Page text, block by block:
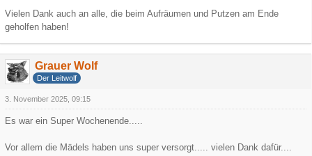
Vielen Dank auch an alle, die beim Aufräumen und Putzen am Ende
geholfen haben!
Grauer Wolf
Der Leitwolf
3. November 2025, 09:15
Es war ein Super Wochenende.....
Vor allem die Mädels haben uns super versorgt..... vielen Dank dafür....